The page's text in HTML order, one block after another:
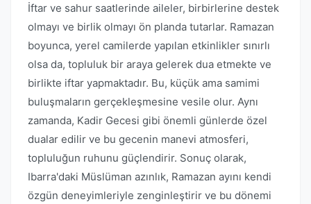
İftar ve sahur saatlerinde aileler, birbirlerine destek
olmayı ve birlik olmayı ön planda tutarlar. Ramazan
boyunca, yerel camilerde yapılan etkinlikler sınırlı
olsa da, topluluk bir araya gelerek dua etmekte ve
birlikte iftar yapmaktadır. Bu, küçük ama samimi
buluşmaların gerçekleşmesine vesile olur. Aynı
zamanda, Kadir Gecesi gibi önemli günlerde özel
dualar edilir ve bu gecenin manevi atmosferi,
topluluğun ruhunu güçlendirir. Sonuç olarak,
Ibarra'daki Müslüman azınlık, Ramazan ayını kendi
özgün deneyimleriyle zenginleştirir ve bu dönemi